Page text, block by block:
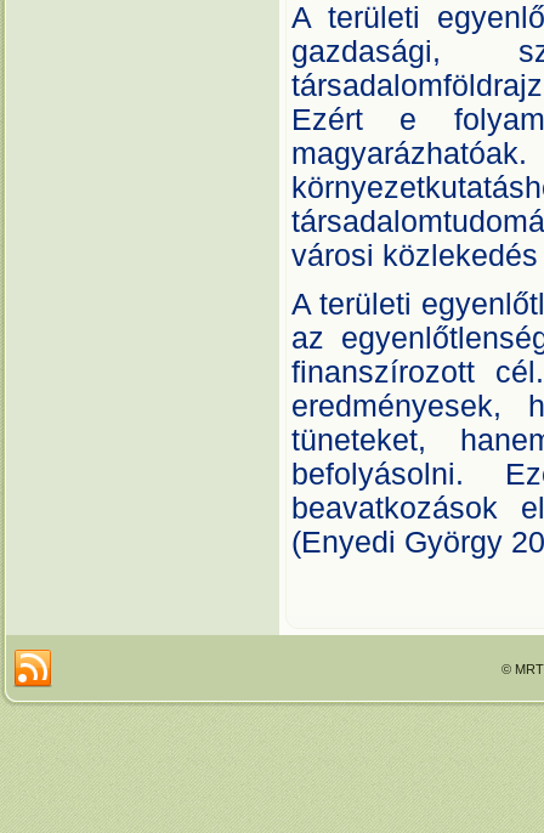
A területi
gazdasági,
Ezért e
városi
A területi
az
finanszírozott
tüneteket,
befolyásolni.
beavatkozások
(Enyedi György
©